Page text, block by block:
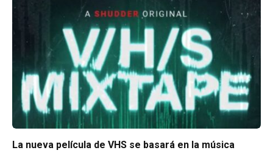
La nueva película de VHS se basará en la música